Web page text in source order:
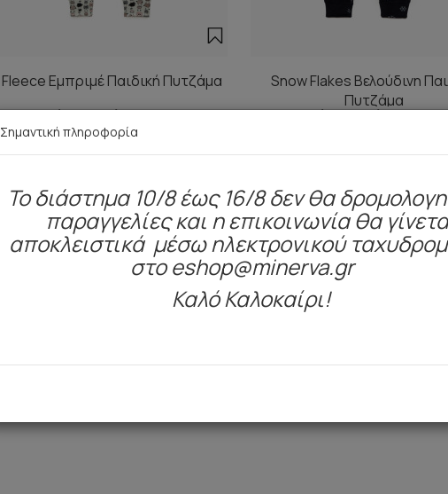
Fleece Εμπριμέ Παιδική Πυτζάμα
Από 21,30 € έως 25,50 €
Snow Flakes Βελούδινη
Πυτζάμα
Από 22,10 € έως 26,30
Είδατε πρόσφατα
Σημαντική πληροφορία
To διάστημα 10/8 έως 16/8 δεν θα
παραγγελίες και η επικοινωνία θα
αποκλειστικά μέσω ηλεκτρονικού
στο eshop@minerva.gr
Καλό Καλοκαίρι!